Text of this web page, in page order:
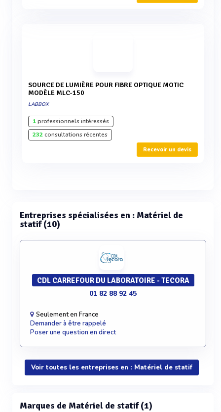
SOURCE DE LUMIÈRE POUR FIBRE OPTIQUE MOTIC
MODÈLE MLC-150
LABBOX
1professionnels intéressés
232consultations récentes
Recevoir un devis
Entreprises spécialisées en : Matériel de
statif (10)
CDL CARREFOUR DU LABORATOIRE - TECORA
01 82 88 92 45
Seulement en France
Demander à être rappelé
Poser une question en direct
Voir toutes les entreprises en : Matériel de statif
Marques de Matériel de statif (1)